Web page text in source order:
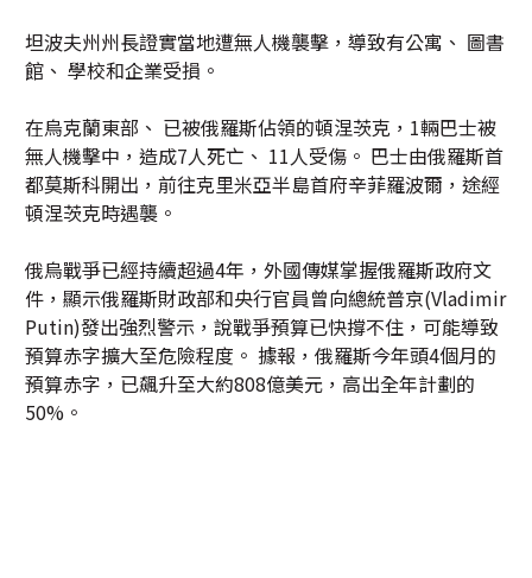
坦波夫州州長證實當地遭無人機襲擊，導致有公寓、 圖書
館、 學校和企業受損。
在烏克蘭東部、 已被俄羅斯佔領的頓涅茨克，1輛巴士被
無人機擊中，造成7人死亡、 11人受傷。 巴士由俄羅斯首
都莫斯科開出，前往克里米亞半島首府辛菲羅波爾，途經
頓涅茨克時遇襲。
俄烏戰爭已經持續超過4年，外國傳媒掌握俄羅斯政府文
件，顯示俄羅斯財政部和央行官員曾向總統普京(Vladimir
Putin)發出強烈警示，說戰爭預算已快撐不住，可能導致
預算赤字擴大至危險程度。 據報，俄羅斯今年頭4個月的
預算赤字，已飆升至大約808億美元，高出全年計劃的
50%。